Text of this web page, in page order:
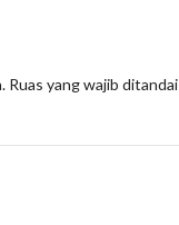
Ruas yang wajib ditandai